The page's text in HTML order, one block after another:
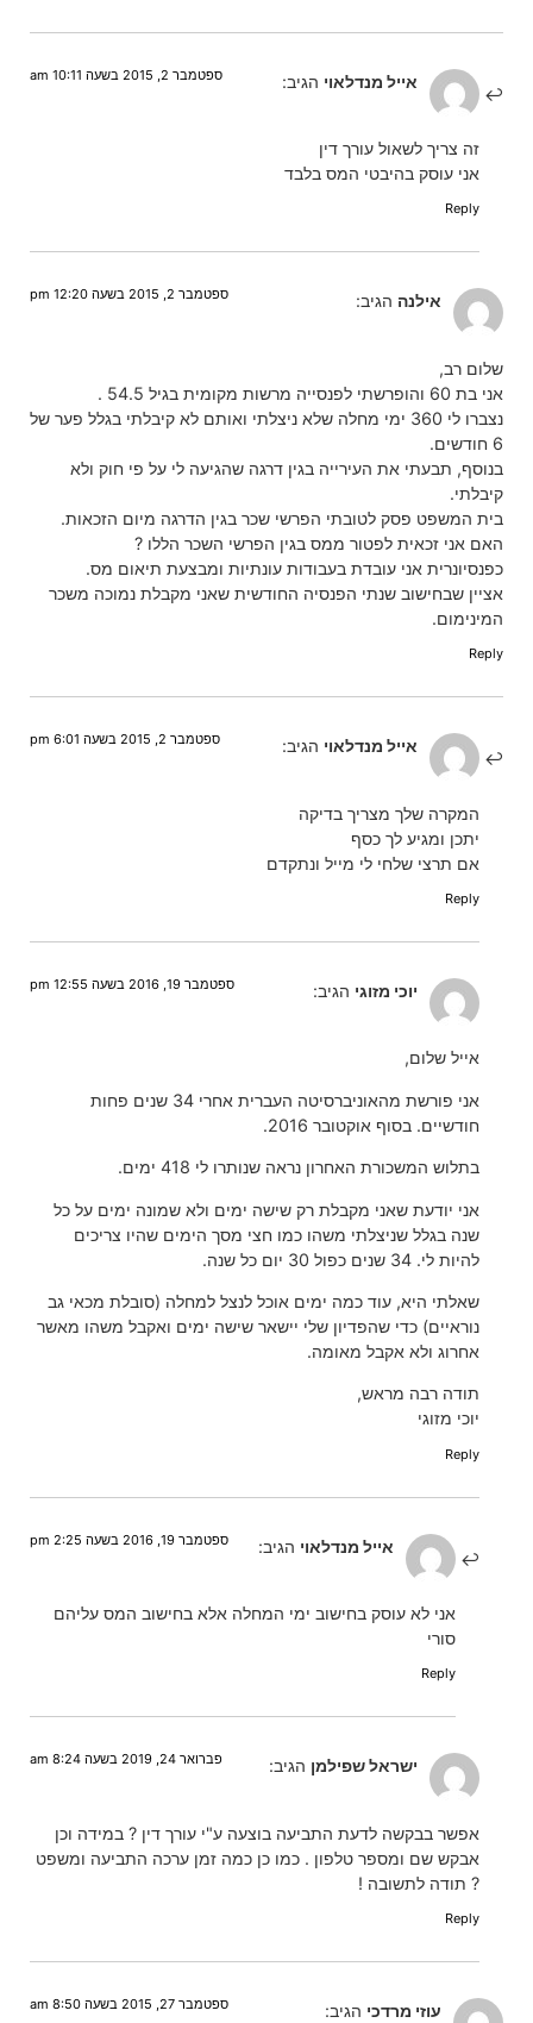
אייל מנדלאוי הגיב: ספטמבר 2, 2015 בשעה 10:11 am
זה צריך לשאול עורך דין
אני עוסק בהיבטי המס בלבד
Reply
אילנה הגיב: ספטמבר 2, 2015 בשעה 12:20 pm
שלום רב,
אני בת 60 והופרשתי לפנסייה מרשות מקומית בגיל 54.5 .
נצברו לי 360 ימי מחלה שלא ניצלתי ואותם לא קיבלתי בגלל פער של
6 חודשים.
בנוסף, תבעתי את העירייה בגין דרגה שהגיעה לי על פי חוק ולא
קיבלתי.
בית המשפט פסק לטובתי הפרשי שכר בגין הדרגה מיום הזכאות.
האם אני זכאית לפטור ממס בגין הפרשי השכר הללו ?
כפנסיונרית אני עובדת בעבודות עונתיות ומבצעת תיאום מס.
אציין שבחישוב שנתי הפנסיה החודשית שאני מקבלת נמוכה משכר
המינימום.
Reply
אייל מנדלאוי הגיב: ספטמבר 2, 2015 בשעה 6:01 pm
המקרה שלך מצריך בדיקה
יתכן ומגיע לך כסף
אם תרצי שלחי לי מייל ונתקדם
Reply
יוכי מזוגי הגיב: ספטמבר 19, 2016 בשעה 12:55 pm
אייל שלום,
אני פורשת מהאוניברסיטה העברית אחרי 34 שנים פחות
חודשיים. בסוף אוקטובר 2016.
בתלוש המשכורת האחרון נראה שנותרו לי 418 ימים.
אני יודעת שאני מקבלת רק שישה ימים ולא שמונה ימים על כל
שנה בגלל שניצלתי משהו כמו חצי מסך הימים שהיו צריכים
להיות לי. 34 שנים כפול 30 יום כל שנה.
שאלתי היא, עוד כמה ימים אוכל לנצל למחלה (סובלת מכאי גב
נוראיים) כדי שהפדיון שלי יישאר שישה ימים ואקבל משהו מאשר
אחרוג ולא אקבל מאומה.
תודה רבה מראש,
יוכי מזוגי
Reply
אייל מנדלאוי הגיב: ספטמבר 19, 2016 בשעה 2:25 pm
אני לא עוסק בחישוב ימי המחלה אלא בחישוב המס עליהם
סורי
Reply
ישראל שפילמן הגיב: פברואר 24, 2019 בשעה 8:24 am
אפשר בבקשה לדעת התביעה בוצעה ע"י עורך דין ? במידה וכן
אבקש שם ומספר טלפון . כמו כן כמה זמן ערכה התביעה ומשפט
? תודה לתשובה !
Reply
עוזי מרדכי הגיב: ספטמבר 27, 2015 בשעה 8:50 am